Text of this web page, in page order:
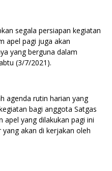
segala persiapan kegiatan
apel pagi juga akan
yang berguna dalam
(3/7/2021).
agenda rutin harian yang
bagi anggota Satgas
apel yang dilakukan pagi ini
akan di kerjakan oleh